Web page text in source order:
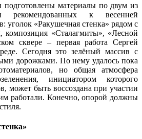
материалы по двум из
к весенней
уголок «Ракушечная стенка» рядом с
композиция «Сталагмиты», «Лесной
сквере – первая работа Сергей
Сегодня это зелёный массив с
дорожками. По нему удалось пока
но общая атмосфера
инициатором которого
может быть воссоздана при участии
работали. Конечно, опорой должны